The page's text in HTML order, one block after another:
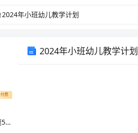
付费
小学一年级上册数学解决问题50道（网校专用）
2024年小班幼儿教学计划